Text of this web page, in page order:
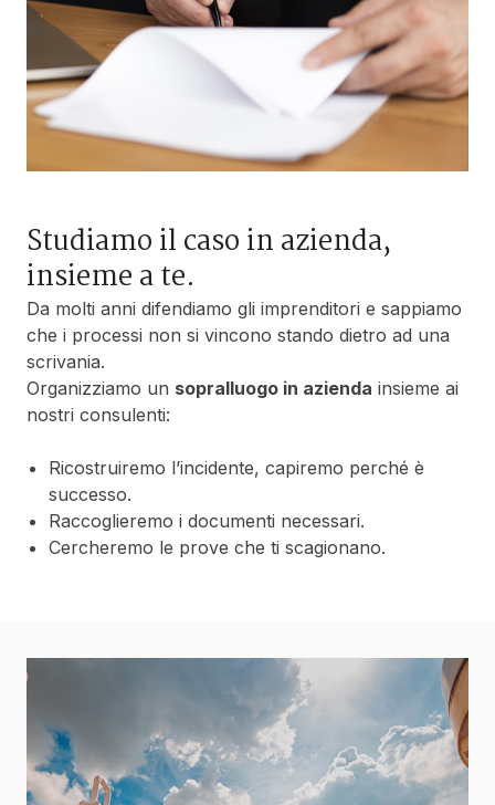
Studiamo il caso in azienda,
insieme a te.
Da molti anni difendiamo gli imprenditori e sappiamo
che i processi non si vincono stando dietro ad una
scrivania.
Organizziamo un sopralluogo in azienda insieme ai
nostri consulenti:
Ricostruiremo l’incidente, capiremo perché è
successo.
Raccoglieremo i documenti necessari.
Cercheremo le prove che ti scagionano.